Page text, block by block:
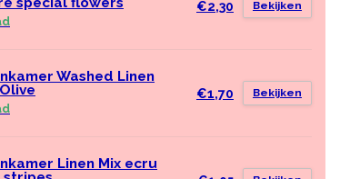
€2,30 Bekijken
Washed Linen
€1,70 Bekijken
Linen Mix ecru